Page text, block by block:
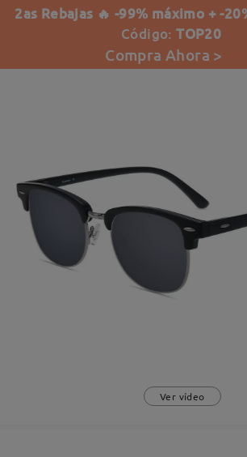
2as Rebajas 🔥 -99% máximo + -
Código:TOP20
Compra Ahora >
Ver vídeo